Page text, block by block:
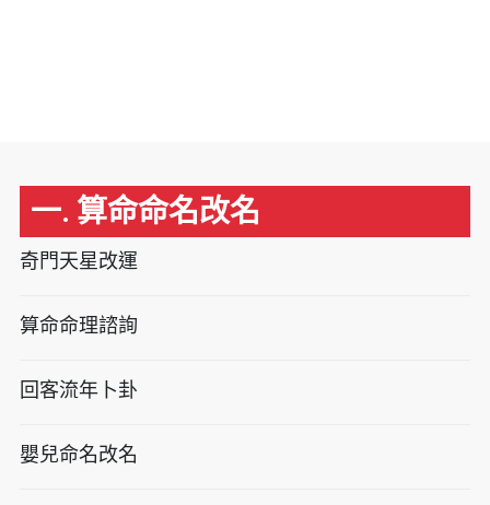
一. 算命命名改名
奇門天星改運
算命命理諮詢
回客流年卜卦
嬰兒命名改名